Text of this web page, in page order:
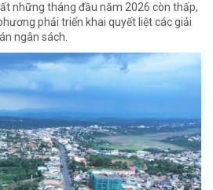
những tháng đầu năm 2026 còn thấp,
phải triển khai quyết liệt các giải
ngân sách.